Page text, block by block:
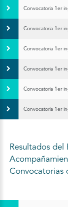
Convocatoria 1er
Convocatoria 1er
Convocatoria 1er
Convocatoria 1er
Convocatoria 1er
Convocatoria 1er
Resultados del
Convocatorias